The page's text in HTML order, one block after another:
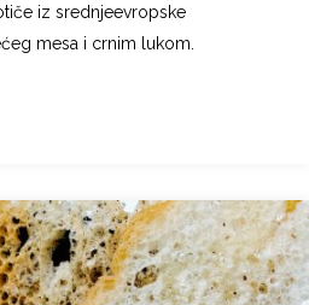
iz srednjeevropske
mesa i crnim lukom.